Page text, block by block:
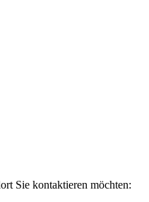
Sie kontaktieren möchten: